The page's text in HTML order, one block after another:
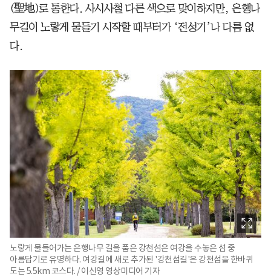
(聖地)로 통한다. 사시사철 다른 색으로 맞이하지만, 은행나
무길이 노랗게 물들기 시작할 때부터가 ‘전성기’나 다름 없
다.
노랗게 물들어가는 은행나무 길을 품은 강천섬은 여강을 수놓은 섬 중
아름답기로 유명하다. 여강길에 새로 추가된 '강천섬길'은 강천섬을 한바퀴
도는 5.5km 코스다. / 이신영 영상미디어 기자